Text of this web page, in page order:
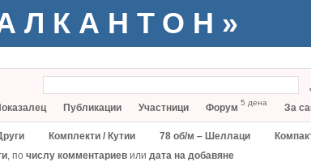
Публикации Участници Форум 5 дена За
Комплекти / Кутии 78 об/м – Шеллаци
, по числу комментариев или дата на добавяне